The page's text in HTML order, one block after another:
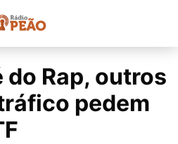
Rap, outros
pedem